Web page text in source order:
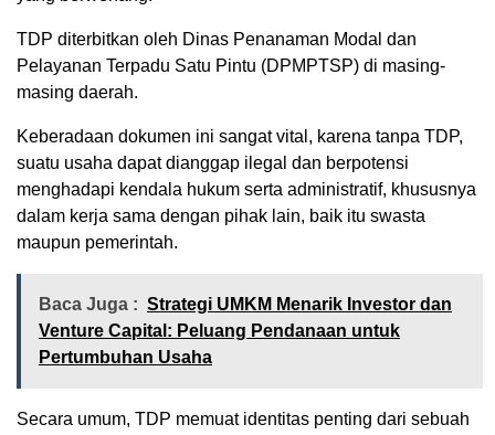
TDP diterbitkan oleh Dinas Penanaman Modal dan
Pelayanan Terpadu Satu Pintu (DPMPTSP) di masing-
masing daerah.
Keberadaan dokumen ini sangat vital, karena tanpa TDP,
suatu usaha dapat dianggap ilegal dan berpotensi
menghadapi kendala hukum serta administratif, khususnya
dalam kerja sama dengan pihak lain, baik itu swasta
maupun pemerintah.
Baca Juga : Strategi UMKM Menarik Investor dan
Venture Capital: Peluang Pendanaan untuk
Pertumbuhan Usaha
Secara umum, TDP memuat identitas penting dari sebuah